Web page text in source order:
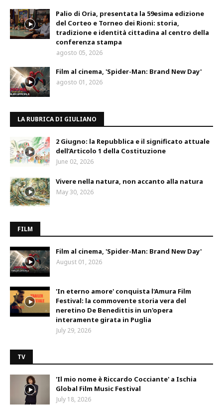
Palio di Oria, presentata la 59esima edizione
del Corteo e Torneo dei Rioni: storia,
tradizione e identità cittadina al centro della
conferenza stampa
agosto 05, 2026
Film al cinema, 'Spider-Man: Brand New Day'
agosto 01, 2026
LA RUBRICA DI GIULIANO
2 Giugno: la Repubblica e il significato attuale
dell’Articolo 1 della Costituzione
June 02, 2026
Vivere nella natura, non accanto alla natura
May 30, 2026
FILM
Film al cinema, 'Spider-Man: Brand New Day'
August 01, 2026
'In eterno amore' conquista l'Amura Film
Festival: la commovente storia vera del
neretino De Benedittis in un'opera
interamente girata in Puglia
July 29, 2026
TV
'Il mio nome è Riccardo Cocciante' a Ischia
Global Film Music Festival
July 18, 2026